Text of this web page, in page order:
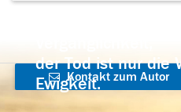
der Tod ist nur die
Ewigkeit.
Kontakt zum Autor
aufnehmen